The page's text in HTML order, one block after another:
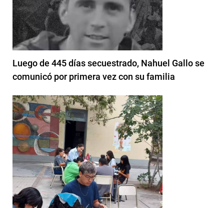
Luego de 445 días secuestrado, Nahuel Gallo se
comunicó por primera vez con su familia